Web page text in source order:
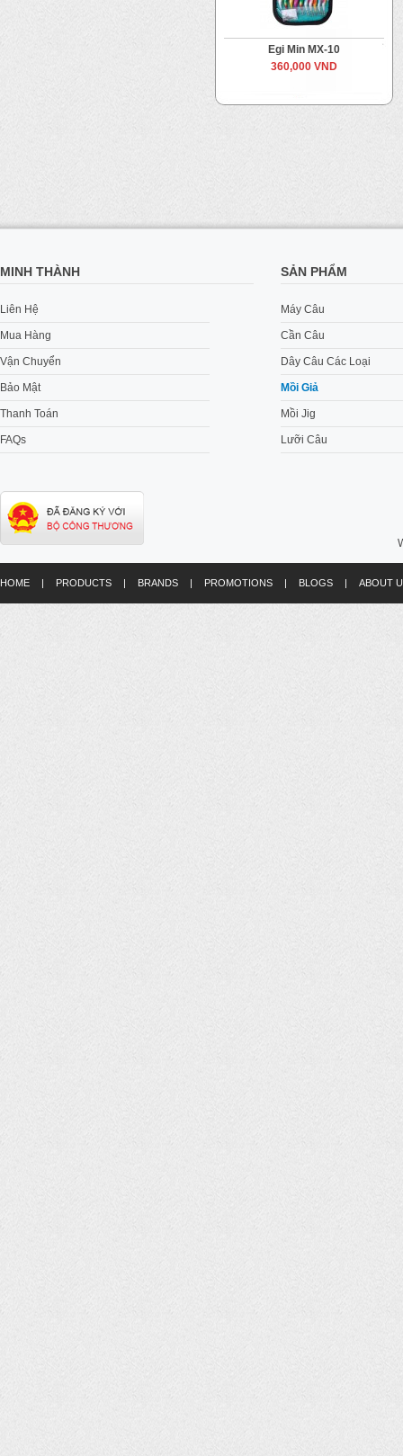
Egi Min MX-10
360,000 VND
MINH THÀNH
Liên Hệ
Mua Hàng
Vận Chuyển
Bảo Mật
Thanh Toán
FAQs
SẢN PHẨM
Máy Câu
Cần Câu
Dây Câu Các Loại
Mồi Giả
Mồi Jig
Lưỡi Câu
HOME | PRODUCTS | BRANDS | PROMOTIONS | BLOGS | ABOUT